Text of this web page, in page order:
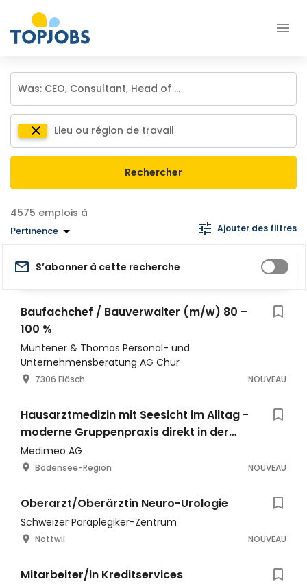
Rechercher
emplois à
Pertinence Ajouter des filtres
S’abonner à cette recherche
Baufachchef / Bauverwalter (m/w) 80 –
100 %
Müntener & Thomas Personal- und
Unternehmensberatung AG Chur
7306 Fläsch NOUVEAU
Hausarztmedizin mit Seesicht im Alltag -
moderne Gruppenpraxis direkt in der
Bodensee-Region (60-100
Medimeo AG
Bodensee-Region NOUVEAU
Oberarzt/Oberärztin Neuro-Urologie
Schweizer Paraplegiker-Zentrum
Nottwil NOUVEAU
Mitarbeiter/in Kreditservices